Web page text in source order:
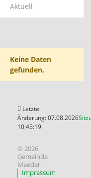
Aktuell
Keine Daten
gefunden.
Letzte
Änderung: 07.08.2026
10:45:19
© 2026
Gemeinde
Meeder
Impressum